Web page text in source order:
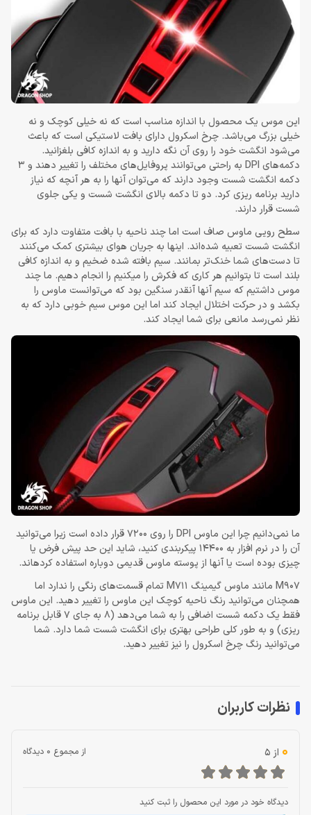
این موس یک محصول با اندازه مناسب است که نه خیلی کوچک و نه
خیلی بزرگ می‌باشد. چرخ اسکرول دارای بافت لاستیکی است که باعث
می‌شود انگشت خود را روی آن نگه دارید و به اندازه کافی بلغزانید.
دکمه‌های DPI به راحتی می‌توانند پروفایل‌های مختلف را تغییر دهند و 3
دکمه انگشت شست وجود دارند که می‌توان آنها را به هر آنچه که نیاز
دارید برنامه‌ ریزی کرد. دو تا دکمه بالای انگشت شست و یکی جلوی
شست قرار دارند.
سطح رویی ماوس صاف است اما چند ناحیه با بافت متفاوت دارد که برای
انگشت شست تعبیه شده‌اند. اینها به جریان هوای بیشتری کمک می‌کنند
تا دست‌های شما خنک‌تر بمانند. سیم بافته شده ضخیم و به اندازه کافی
بلند است تا بتوانیم هر کاری که فکرش را میکنیم را انجام دهیم. ما چند
موس داشتیم که سیم آنها آنقدر سنگین بود که می‌توانست ماوس را
بکشد و در حرکت اختلال ایجاد کند اما این موس سیم خوبی دارد که به
نظر نمی‌رسد مانعی برای شما ایجاد کند.
ما نمی‌دانیم چرا این ماوس DPI را روی 7200 قرار داده است زیرا می‌توانید
آن را در نرم افزار به 14400 پیکربندی کنید، شاید این حد پیش فرض یا
چیزی بوده است یا آنها از پوسته ماوس قدیمی دوباره استفاده کرده‎اند.
M907 مانند ماوس گیمینگ M711 تمام قسمت‌های رنگی را ندارد اما
همچنان می‌توانید رنگ ناحیه کوچک این ماوس را تغییر دهید. این ماوس
فقط یک دکمه شست اضافی را به شما می‌دهد (8 به جای 7 قابل برنامه
ریزی) و به طور کلی طراحی بهتری برای انگشت شست شما دارد. شما
می‌توانید رنگ چرخ اسکرول را نیز تغییر دهید.
نظرات کاربران
0 از 5 از مجموع 0 دیدگاه
دیدگاه خود در مورد این محصول را ثبت کنید